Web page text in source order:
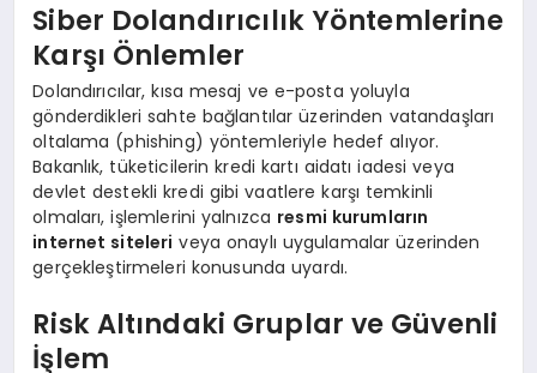
Siber Dolandırıcılık Yöntemlerine
Karşı Önlemler
Dolandırıcılar, kısa mesaj ve e-posta yoluyla
gönderdikleri sahte bağlantılar üzerinden vatandaşları
oltalama (phishing) yöntemleriyle hedef alıyor.
Bakanlık, tüketicilerin kredi kartı aidatı iadesi veya
devlet destekli kredi gibi vaatlere karşı temkinli
olmaları, işlemlerini yalnızca resmi kurumların
internet siteleri veya onaylı uygulamalar üzerinden
gerçekleştirmeleri konusunda uyardı.
Risk Altındaki Gruplar ve Güvenli
İşlem